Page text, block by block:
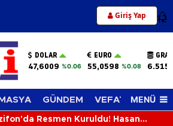
Giriş Yap 12
DOLAR
47,6009 %0.06
EURO
55,0598 %0.08
GÜNDEM VEFAT EDENLER
MENÜ
Resmen Kuruldu! Hasan